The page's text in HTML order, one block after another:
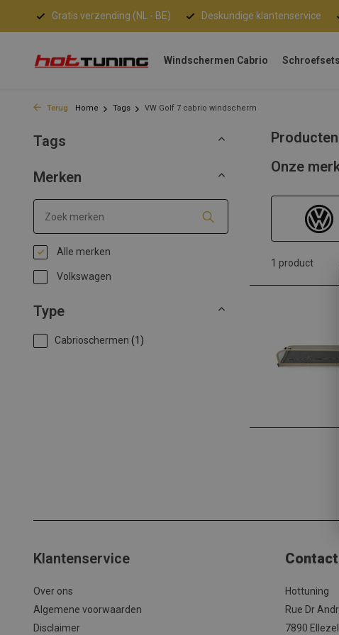
Gratis verzending (NL - BE) Deskundige klantenservice
Windschermen Cabrio Schroefsets
Terug Home Tags VW Golf 7 cabrio windscherm
Tags
Merken
Alle merken
Volkswagen
Type
Cabrioschermen (1)
Onze
1 product
Klantenservice
Over ons
Algemene voorwaarden
Disclaimer
Hottuning
Rue Dr
7890